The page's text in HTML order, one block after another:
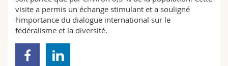
visite a permis un échange stimulant et a souligné
l’importance du dialogue international sur le
fédéralisme et la diversité.